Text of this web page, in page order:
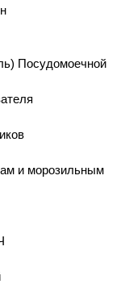
Посудомоечной
и морозильным